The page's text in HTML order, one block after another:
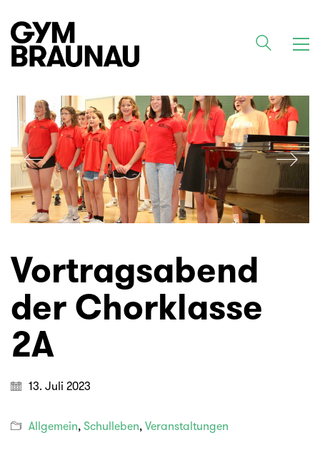
Vortragsabend
der Chorklasse
2A
13. Juli 2023
Allgemein, Schulleben, Veranstaltungen